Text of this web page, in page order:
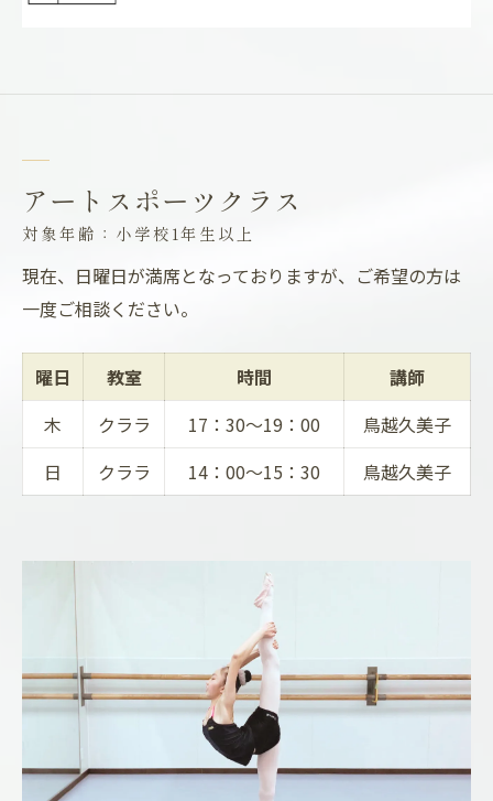
対象年齢：小学校1年生以上
アートスポーツクラス
現在、日曜日が満席となっておりますが、ご希望の方は
一度ご相談ください。
曜日 教室 時間
講師
木
クララ 17：30～19：00
鳥越久美子
日
クララ 14：00～15：30 鳥越久美子